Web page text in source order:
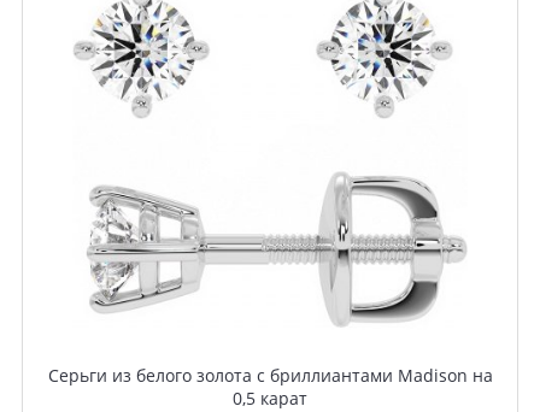
Серьги из белого золота с бриллиантами Madison на
0,5 карат